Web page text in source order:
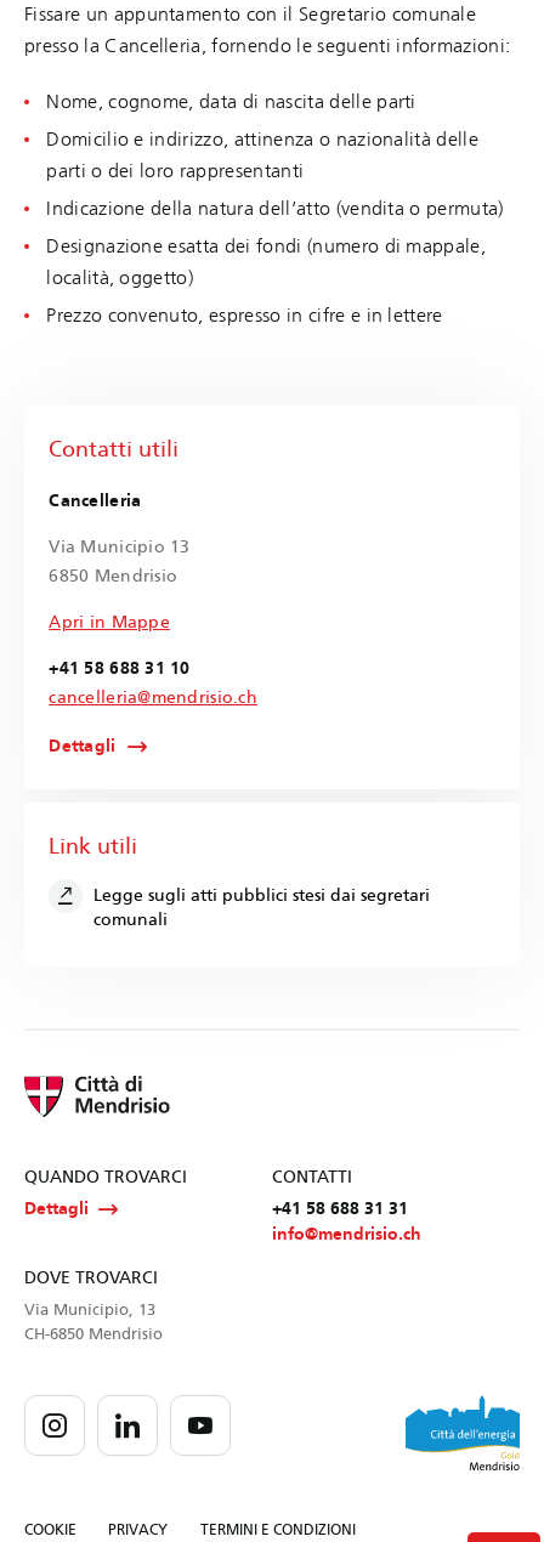
Fissare un appuntamento con il Segretario comunale
presso la Cancelleria, fornendo le seguenti informazioni:
Nome, cognome, data di nascita delle parti
Domicilio e indirizzo, attinenza o nazionalità delle
parti o dei loro rappresentanti
Indicazione della natura dell’atto (vendita o permuta)
Designazione esatta dei fondi (numero di mappale,
località, oggetto)
Prezzo convenuto, espresso in cifre e in lettere
Contatti utili
Cancelleria
Via Municipio 13
6850 Mendrisio
Apri in Mappe
+41 58 688 31 10
cancelleria@mendrisio.ch
Dettagli
Link utili
Legge sugli atti pubblici stesi dai segretari
comunali
QUANDO TROVARCI
Dettagli
CONTATTI
+41 58 688 31 31
info@mendrisio.ch
DOVE TROVARCI
Via Municipio, 13
CH-6850 Mendrisio
COOKIE PRIVACY TERMINI E CONDIZIONI